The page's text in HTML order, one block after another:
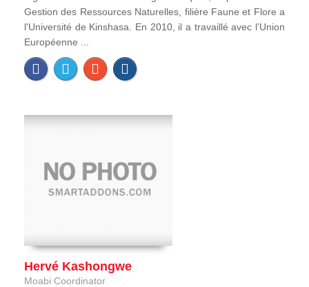
Gestion des Ressources Naturelles, filière Faune et Flore a
l'Université de Kinshasa. En 2010, il a travaillé avec l’Union
Européenne ...
Hervé Kashongwe
Moabi Coordinator